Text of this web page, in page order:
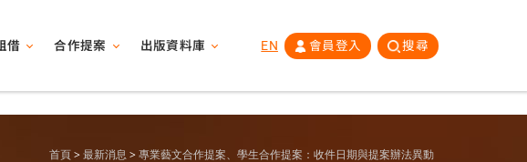
借 合作提案 出版資料庫 EN 會員登入 搜尋
首頁 最新消息 專業藝文合作提案、學生合作提案：收件日期與提案辦法異動